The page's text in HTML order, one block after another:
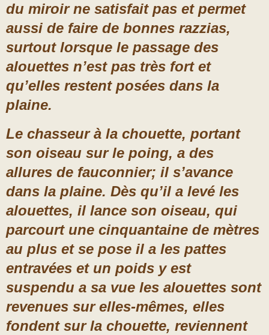
du miroir ne satisfait pas et permet
aussi de faire de bonnes razzias,
surtout lorsque le passage des
alouettes n’est pas très fort et
qu’elles restent posées dans la
plaine.
Le chasseur à la chouette, portant
son oiseau sur le poing, a des
allures de fauconnier; il s’avance
dans la plaine. Dès qu’il a levé les
alouettes, il lance son oiseau, qui
parcourt une cinquantaine de mètres
au plus et se pose il a les pattes
entravées et un poids y est
suspendu a sa vue les alouettes sont
revenues sur elles-mêmes, elles
fondent sur la chouette, reviennent